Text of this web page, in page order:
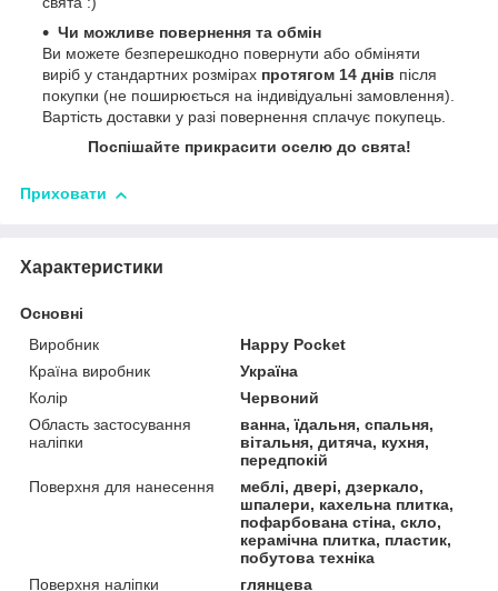
Чи можливе повернення та обмін
Ви можете безперешкодно повернути або обміняти
виріб у стандартних розмірах протягом 14 днів після
покупки (не поширюється на індивідуальні замовлення).
Вартість доставки у разі повернення сплачує покупець.
Поспішайте прикрасити оселю до свята!
Приховати
Характеристики
Основні
Виробник
Happy Pocket
Країна виробник
Україна
Колір
Червоний
Область застосування
наліпки
ванна, їдальня, спальня,
вітальня, дитяча, кухня,
передпокій
Поверхня для нанесення
меблі, двері, дзеркало,
шпалери, кахельна плитка,
пофарбована стіна, скло,
керамічна плитка, пластик,
побутова техніка
Поверхня наліпки
глянцева